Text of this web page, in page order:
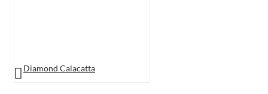
Diamond Calacatta